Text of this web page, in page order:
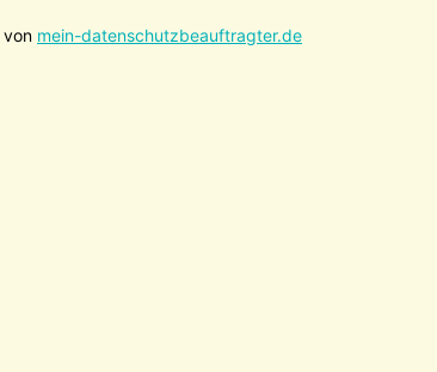
von mein-datenschutzbeauftragter.de